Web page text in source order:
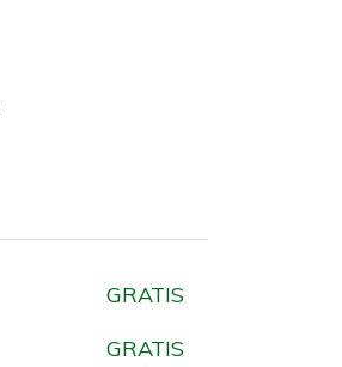
GRATIS
GRATIS